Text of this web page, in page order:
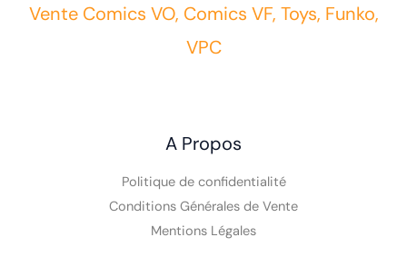
Vente Comics VO, Comics VF, Toys, Funko,
VPC
A Propos
Politique de confidentialité
Conditions Générales de Vente
Mentions Légales